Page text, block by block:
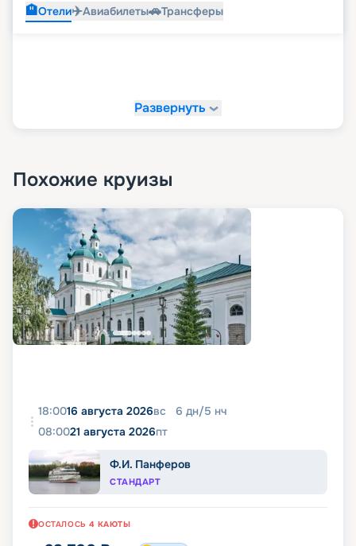
🏨Отели✈️Авиабилеты🚗Трансферы
Развернуть
Похожие круизы
18:0016 августа 2026вс 6 дн/5 нч
08:0021 августа 2026пт
Ф.И. Панферов
СТАНДАРТ
ОСТАЛОСЬ 4 КАЮТЫ